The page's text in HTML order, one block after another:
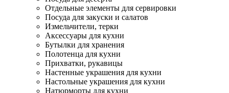
Отдельные элементы для сервировки
Посуда для закуски и салатов
Измельчители, терки
Аксессуары для кухни
Бутылки для хранения
Полотенца для кухни
Прихватки, рукавицы
Настенные украшения для кухни
Настольные украшения для кухни
Натюрморты для кухни